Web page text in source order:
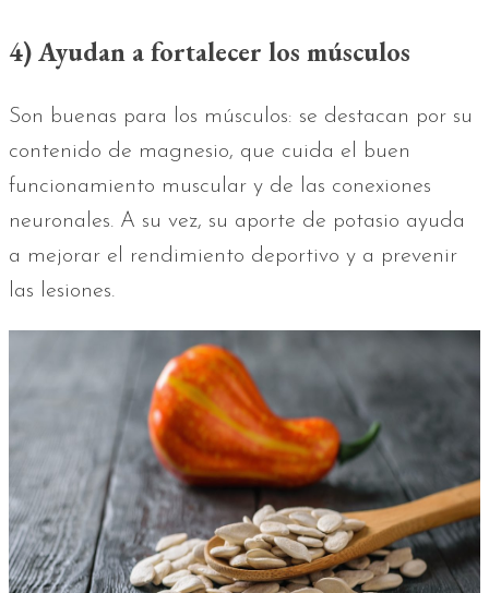
4) Ayudan a fortalecer los músculos
Son buenas para los músculos: se destacan por su
contenido de magnesio, que cuida el buen
funcionamiento muscular y de las conexiones
neuronales. A su vez, su aporte de potasio ayuda
a mejorar el rendimiento deportivo y a prevenir
las lesiones.